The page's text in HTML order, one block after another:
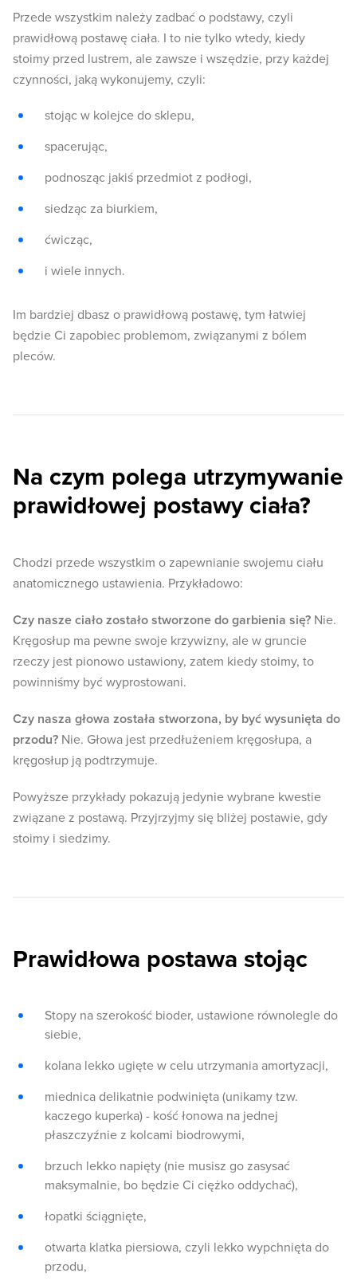
Przede wszystkim należy zadbać o podstawy, czyli
prawidłową postawę ciała. I to nie tylko wtedy, kiedy
stoimy przed lustrem, ale zawsze i wszędzie, przy każdej
czynności, jaką wykonujemy, czyli:
stojąc w kolejce do sklepu,
spacerując,
podnosząc jakiś przedmiot z podłogi,
siedząc za biurkiem,
ćwicząc,
i wiele innych.
Im bardziej dbasz o prawidłową postawę, tym łatwiej
będzie Ci zapobiec problemom, związanymi z bólem
pleców.
Na czym polega utrzymywanie
prawidłowej postawy ciała?
Chodzi przede wszystkim o zapewnianie swojemu ciału
anatomicznego ustawienia. Przykładowo:
Czy nasze ciało zostało stworzone do garbienia się? Nie.
Kręgosłup ma pewne swoje krzywizny, ale w gruncie
rzeczy jest pionowo ustawiony, zatem kiedy stoimy, to
powinniśmy być wyprostowani.
Czy nasza głowa została stworzona, by być wysunięta do
przodu? Nie. Głowa jest przedłużeniem kręgosłupa, a
kręgosłup ją podtrzymuje.
Powyższe przykłady pokazują jedynie wybrane kwestie
związane z postawą. Przyjrzyjmy się bliżej postawie, gdy
stoimy i siedzimy.
Prawidłowa postawa stojąc
Stopy na szerokość bioder, ustawione równolegle do
siebie,
kolana lekko ugięte w celu utrzymania amortyzacji,
miednica delikatnie podwinięta (unikamy tzw.
kaczego kuperka) - kość łonowa na jednej
płaszczyźnie z kolcami biodrowymi,
brzuch lekko napięty (nie musisz go zasysać
maksymalnie, bo będzie Ci ciężko oddychać),
łopatki ściągnięte,
otwarta klatka piersiowa, czyli lekko wypchnięta do
przodu,